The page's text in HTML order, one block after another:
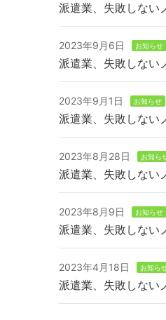
派遣業、失敗しない
2023年9月6日 お知らせ
派遣業、失敗しない
2023年9月1日 お知らせ
派遣業、失敗しない
2023年8月28日 お知ら
派遣業、失敗しない
2023年8月9日 お知らせ
派遣業、失敗しない
2023年4月18日 お知ら
派遣業、失敗しない